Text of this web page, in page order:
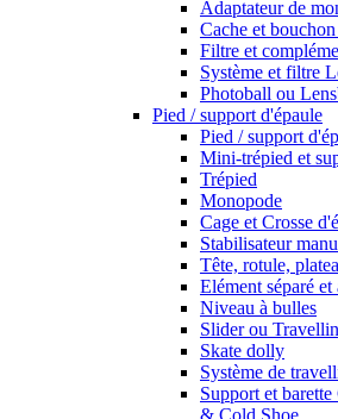
Adaptateur de
Cache et
Filtre et
Système et filtre
Photoball ou
Pied / support d'épaule
Pied / support
Mini-trépied et
Trépied
Monopode
Cage et Crosse
Stabilisateur
Tête, rotule,
Elément séparé et
Niveau à bulles
Slider ou
Skate dolly
Système de
Support et
& Cold Shoe